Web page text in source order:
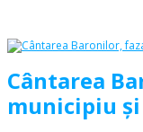
Cântarea
municipiu